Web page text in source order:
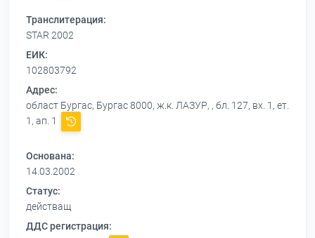
Транслитерация:
STAR 2002
ЕИК:
102803792
Адрес:
област Бургас, Бургас 8000, ж.к. ЛАЗУР, , бл. 127, вх. 1, ет.
1, ап. 1
Основана:
14.03.2002
Статус:
действащ
ДДС регистрация: